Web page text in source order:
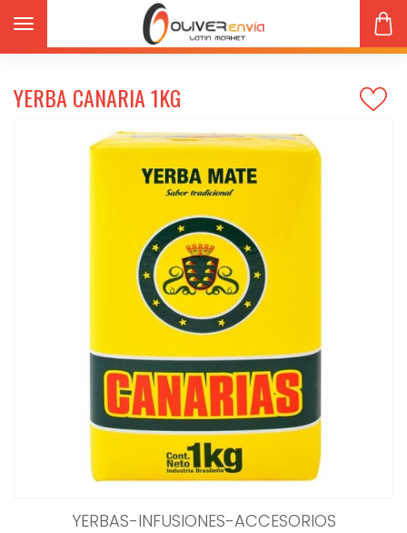
Toggle navigation
Yerbas-Infusiones-Accesorios
YERBA CANARIA 1kg
YERBA CANARIA 1KG
YERBAS-INFUSIONES-ACCESORIOS